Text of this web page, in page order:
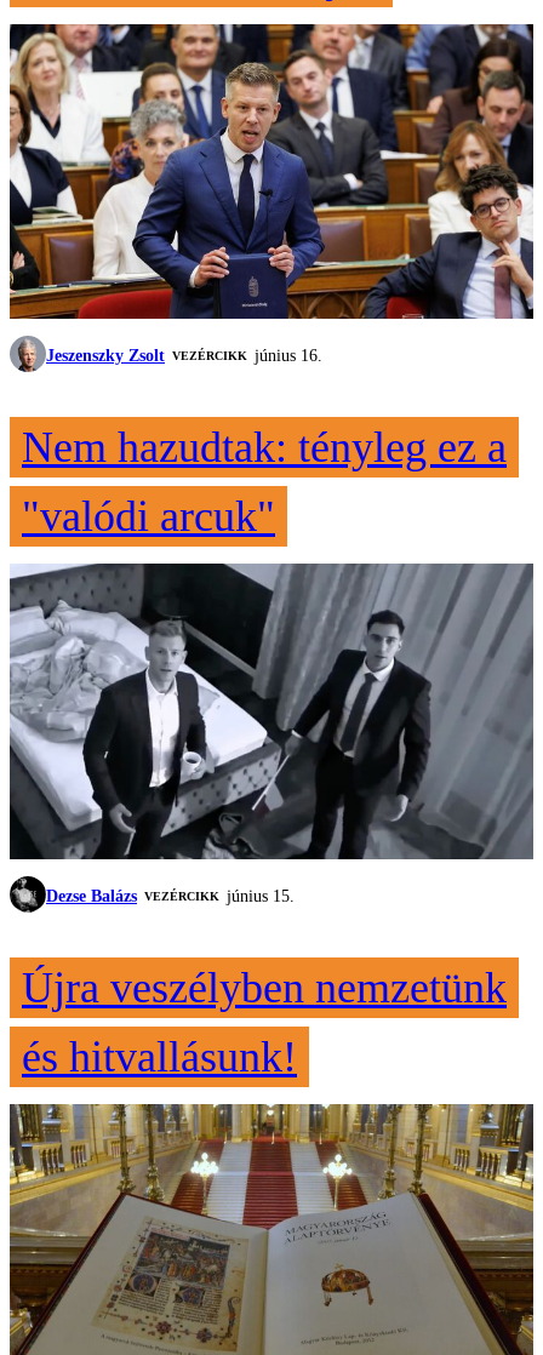
Jeszenszky Zsolt VEZÉRCIKK június 16.
Nem hazudtak: tényleg ez a
"valódi arcuk"
Dezse Balázs VEZÉRCIKK június 15.
Újra veszélyben nemzetünk
és hitvallásunk!